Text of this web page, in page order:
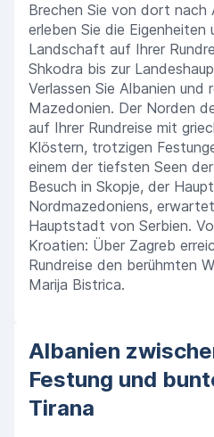
Brechen Sie von dort nach
erleben Sie die
Landschaft auf Ihrer
Shkodra bis zur
Verlassen Sie Albanien und
Mazedonien. Der Norden
auf Ihrer Rundreise mit
Klöstern, trotzigen
einem der tiefsten Seen
Besuch in Skopje, der
Nordmazedoniens,
Hauptstadt von Serbien.
Kroatien: Über Zagreb
Rundreise den berühmten
Marija Bistrica.
Albanien
Festung und
Tirana